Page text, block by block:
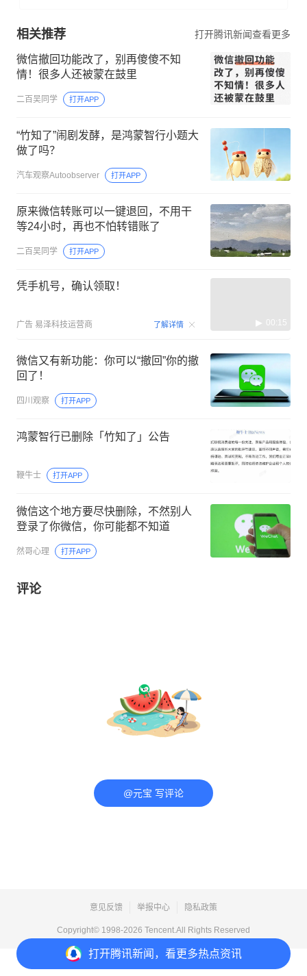
打开腾讯新闻，看更多热点资讯
相关推荐 打开腾讯新闻查看更多
微信撤回功能改了，别再傻傻不知
情！很多人还被蒙在鼓里
二百吴同学 打开APP
“竹知了”闹剧发酵，是鸿蒙智行小题大
做了吗？
汽车观察Autoobserver 打开APP
原来微信转账可以一键退回，不用干
等24小时，再也不怕转错账了
二百吴同学 打开APP
凭手机号，确认领取！
广告 易泽科技运营商 了解详情 00:15
微信又有新功能：你可以“撤回”你的撤
回了！
四川观察 打开APP
鸿蒙智行已删除「竹知了」公告
鞭牛士 打开APP
微信这个地方要尽快删除，不然别人
登录了你微信，你可能都不知道
然哥心理 打开APP
评论
@元宝 写评论
意见反馈 举报中心 隐私政策
Copyright© 1998-2026 Tencent.All Rights Reserved